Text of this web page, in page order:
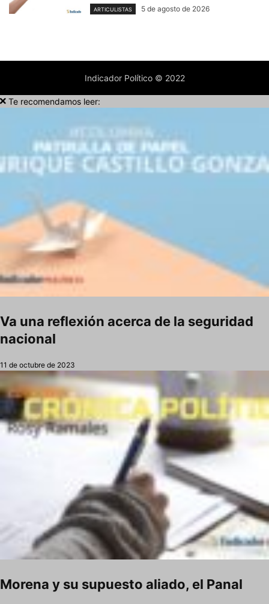
ARTICULISTAS 5 de agosto de 2026
Indicador Político © 2022
Te recomendamos leer:
Va una reflexión acerca de la seguridad
nacional
11 de octubre de 2023
Morena y su supuesto aliado, el Panal